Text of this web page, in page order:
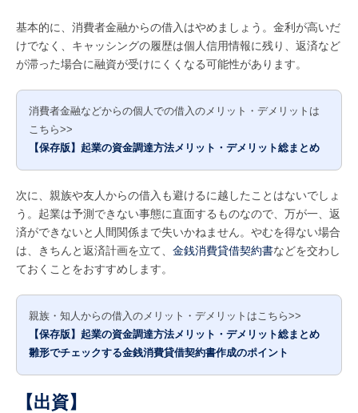
基本的に、消費者金融からの借入はやめましょう。金利が高いだ
けでなく、キャッシングの履歴は個人信用情報に残り、返済など
が滞った場合に融資が受けにくくなる可能性があります。
消費者金融などからの個人での借入のメリット・デメリットは
こちら>>
【保存版】起業の資金調達方法メリット・デメリット総まとめ
次に、親族や友人からの借入も避けるに越したことはないでしょ
う。起業は予測できない事態に直面するものなので、万が一、返
済ができないと人間関係まで失いかねません。やむを得ない場合
は、きちんと返済計画を立て、 金銭消費貸借契約書などを交わし
ておくことをおすすめします。
親族・知人からの借入のメリット・デメリットはこちら>>
【保存版】起業の資金調達方法メリット・デメリット総まとめ
雛形でチェックする金銭消費貸借契約書作成のポイント
【出資】